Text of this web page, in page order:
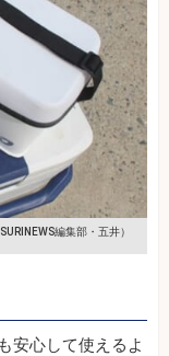
編集部・五井）
安心して使えるよ